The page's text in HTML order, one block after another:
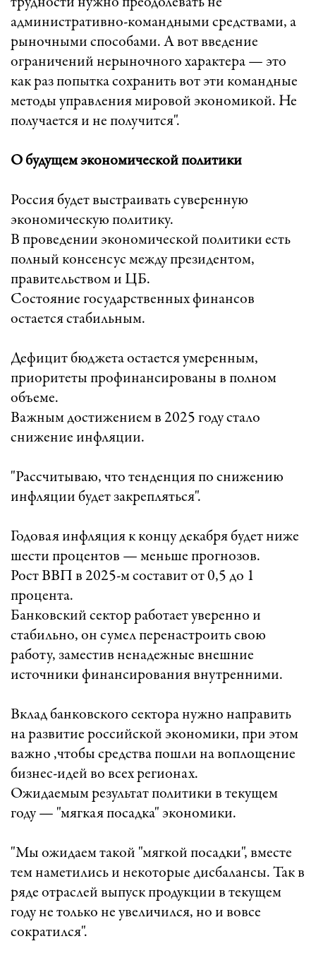
административно-командными средствами, а
рыночными способами. А вот введение
ограничений нерыночного характера — это
как раз попытка сохранить вот эти командные
методы управления мировой экономикой. Не
получается и не получится".
О будущем экономической политики
Россия будет выстраивать суверенную
экономическую политику.
В проведении экономической политики есть
полный консенсус между президентом,
правительством и ЦБ.
Состояние государственных финансов
остается стабильным.
Дефицит бюджета остается умеренным,
приоритеты профинансированы в полном
объеме.
Важным достижением в 2025 году стало
снижение инфляции.
"Рассчитываю, что тенденция по снижению
инфляции будет закрепляться".
Годовая инфляция к концу декабря будет ниже
шести процентов — меньше прогнозов.
Рост ВВП в 2025-м составит от 0,5 до 1
процента.
Банковский сектор работает уверенно и
стабильно, он сумел перенастроить свою
работу, заместив ненадежные внешние
источники финансирования внутренними.
Вклад банковского сектора нужно направить
на развитие российской экономики, при этом
важно ,чтобы средства пошли на воплощение
бизнес-идей во всех регионах.
Ожидаемым результат политики в текущем
году — "мягкая посадка" экономики.
"Мы ожидаем такой "мягкой посадки", вместе
тем наметились и некоторые дисбалансы. Так в
ряде отраслей выпуск продукции в текущем
году не только не увеличился, но и вовсе
сократился".